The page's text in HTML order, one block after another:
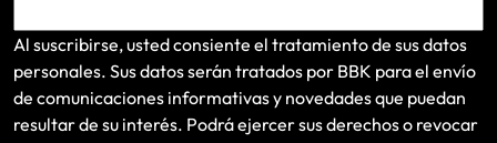
Al suscribirse, usted consiente el tratamiento de sus datos
personales. Sus datos serán tratados por BBK para el envío
de comunicaciones informativas y novedades que puedan
resultar de su interés. Podrá ejercer sus derechos o revocar